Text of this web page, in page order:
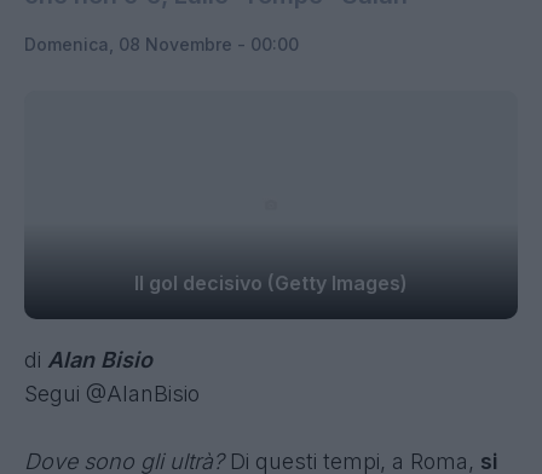
Domenica, 08 Novembre - 00:00
Il gol decisivo (Getty Images)
di Alan Bisio
Segui @AlanBisio
Dove sono gli ultrà? Di questi tempi, a Roma, si